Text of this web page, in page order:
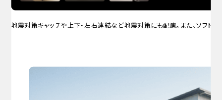
地震対策キャッチや上下・左右連結など地震対策にも配慮。また、ソフト